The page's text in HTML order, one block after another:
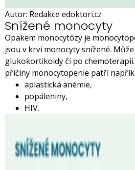
Autor: Redakce edoktori.cz
Snížené monocyty
Opakem monocytózy je
jsou v krvi monocyty snížené.
glukokortikoidy či po
příčiny monocytopenie patří
aplastická anémie,
popáleniny,
HIV.